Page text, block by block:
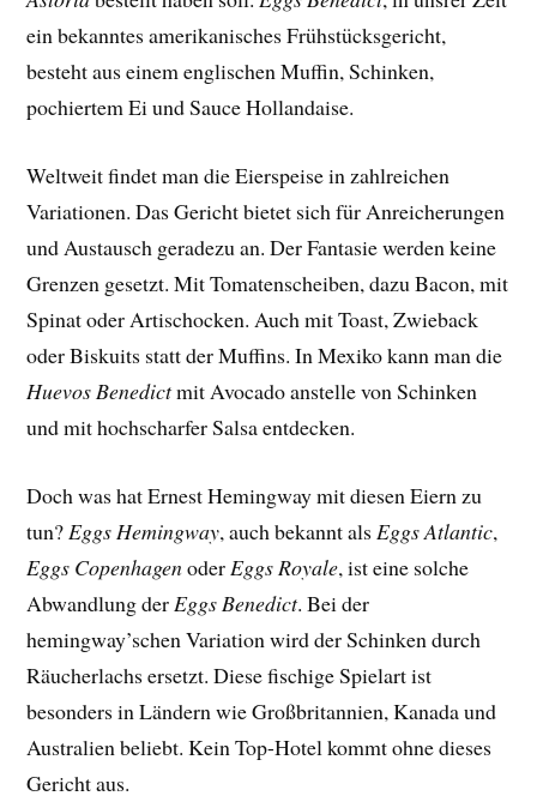
ein bekanntes amerikanisches Frühstücksgericht,
besteht aus einem englischen Muffin, Schinken,
pochiertem Ei und Sauce Hollandaise.
Weltweit findet man die Eierspeise in zahlreichen
Variationen. Das Gericht bietet sich für Anreicherungen
und Austausch geradezu an. Der Fantasie werden keine
Grenzen gesetzt. Mit Tomatenscheiben, dazu Bacon, mit
Spinat oder Artischocken. Auch mit Toast, Zwieback
oder Biskuits statt der Muffins. In Mexiko kann man die
Huevos Benedictmit Avocado anstelle von Schinken
und mit hochscharfer Salsa entdecken.
Doch was hat Ernest Hemingway mit diesen Eiern zu
tun? Eggs Hemingway, auch bekannt als Eggs Atlantic,
Eggs Copenhagenoder Eggs Royale, ist eine solche
Abwandlung der Eggs Benedict. Bei der
hemingway’schen Variation wird der Schinken durch
Räucherlachs ersetzt. Diese fischige Spielart ist
besonders in Ländern wie Großbritannien, Kanada und
Australien beliebt. Kein Top-Hotel kommt ohne dieses
Gericht aus.